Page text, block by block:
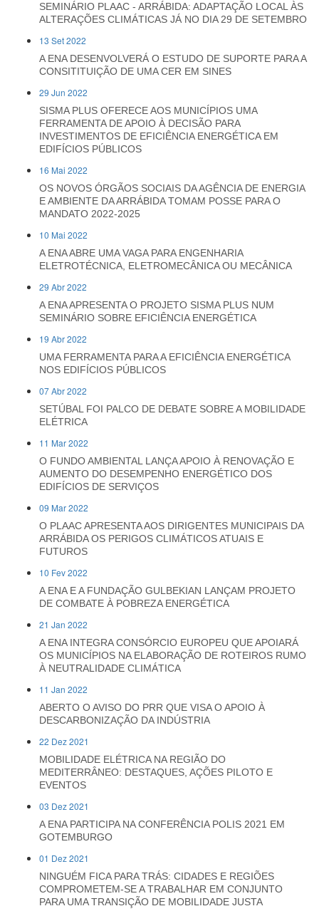
SEMINÁRIO PLAAC - ARRÁBIDA: ADAPTAÇÃO LOCAL ÀS
ALTERAÇÕES CLIMÁTICAS JÁ NO DIA 29 DE SETEMBRO
13 Set 2022
A ENA DESENVOLVERÁ O ESTUDO DE SUPORTE PARA A
CONSITITUIÇÃO DE UMA CER EM SINES
29 Jun 2022
SISMA PLUS OFERECE AOS MUNICÍPIOS UMA
FERRAMENTA DE APOIO À DECISÃO PARA
INVESTIMENTOS DE EFICIÊNCIA ENERGÉTICA EM
EDIFÍCIOS PÚBLICOS
16 Mai 2022
OS NOVOS ÓRGÃOS SOCIAIS DA AGÊNCIA DE ENERGIA
E AMBIENTE DA ARRÁBIDA TOMAM POSSE PARA O
MANDATO 2022-2025
10 Mai 2022
A ENA ABRE UMA VAGA PARA ENGENHARIA
ELETROTÉCNICA, ELETROMECÂNICA OU MECÂNICA
29 Abr 2022
A ENA APRESENTA O PROJETO SISMA PLUS NUM
SEMINÁRIO SOBRE EFICIÊNCIA ENERGÉTICA
19 Abr 2022
UMA FERRAMENTA PARA A EFICIÊNCIA ENERGÉTICA
NOS EDIFÍCIOS PÚBLICOS
07 Abr 2022
SETÚBAL FOI PALCO DE DEBATE SOBRE A MOBILIDADE
ELÉTRICA
11 Mar 2022
O FUNDO AMBIENTAL LANÇA APOIO À RENOVAÇÃO E
AUMENTO DO DESEMPENHO ENERGÉTICO DOS
EDIFÍCIOS DE SERVIÇOS
09 Mar 2022
O PLAAC APRESENTA AOS DIRIGENTES MUNICIPAIS DA
ARRÁBIDA OS PERIGOS CLIMÁTICOS ATUAIS E
FUTUROS
10 Fev 2022
A ENA E A FUNDAÇÃO GULBEKIAN LANÇAM PROJETO
DE COMBATE À POBREZA ENERGÉTICA
21 Jan 2022
A ENA INTEGRA CONSÓRCIO EUROPEU QUE APOIARÁ
OS MUNICÍPIOS NA ELABORAÇÃO DE ROTEIROS RUMO
À NEUTRALIDADE CLIMÁTICA
11 Jan 2022
ABERTO O AVISO DO PRR QUE VISA O APOIO À
DESCARBONIZAÇÃO DA INDÚSTRIA
22 Dez 2021
MOBILIDADE ELÉTRICA NA REGIÃO DO
MEDITERRÂNEO: DESTAQUES, AÇÕES PILOTO E
EVENTOS
03 Dez 2021
A ENA PARTICIPA NA CONFERÊNCIA POLIS 2021 EM
GOTEMBURGO
01 Dez 2021
NINGUÉM FICA PARA TRÁS: CIDADES E REGIÕES
COMPROMETEM-SE A TRABALHAR EM CONJUNTO
PARA UMA TRANSIÇÃO DE MOBILIDADE JUSTA